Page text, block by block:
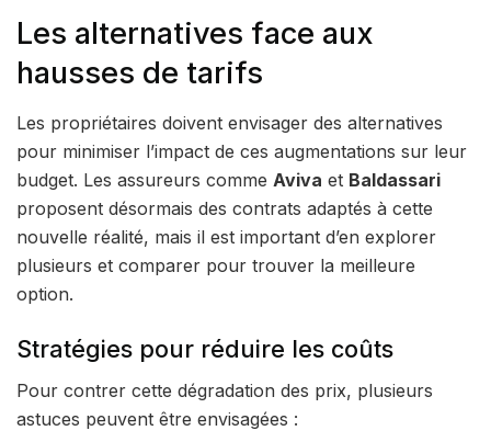
Les alternatives face aux
hausses de tarifs
Les propriétaires doivent envisager des alternatives
pour minimiser l’impact de ces augmentations sur leur
budget. Les assureurs comme Aviva et Baldassari
proposent désormais des contrats adaptés à cette
nouvelle réalité, mais il est important d’en explorer
plusieurs et comparer pour trouver la meilleure
option.
Stratégies pour réduire les coûts
Pour contrer cette dégradation des prix, plusieurs
astuces peuvent être envisagées :